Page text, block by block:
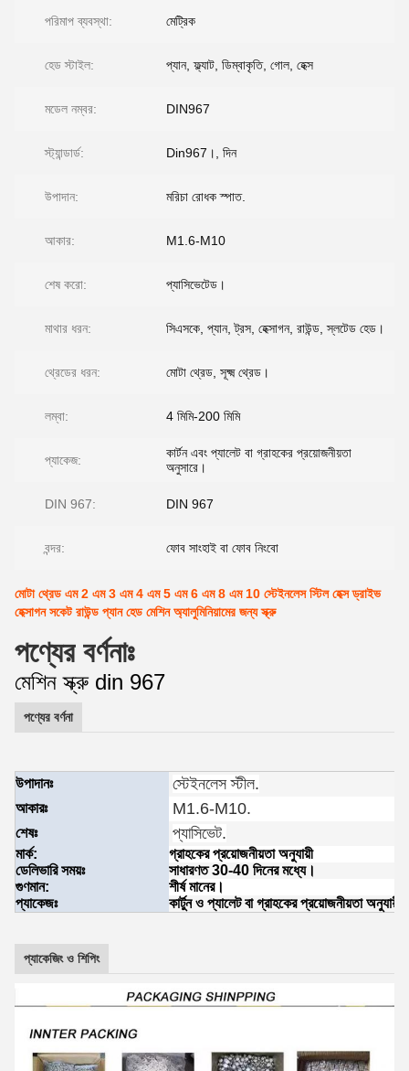
পরিমাপ ব্যবস্থা: মেট্রিক
হেড স্টাইল: প্যান, ফ্ল্যাট, ডিম্বাকৃতি, গোল, হেক্স
মডেল নম্বর: DIN967
স্ট্যান্ডার্ড: Din967।, দিন
উপাদান: মরিচা রোধক স্পাত.
আকার: M1.6-M10
শেষ করো: প্যাসিভেটেড।
মাথার ধরন: সিএসকে, প্যান, ট্রস, হেক্সাগন, রাউন্ড, স্লটেড হেড।
থ্রেডের ধরন: মোটা থ্রেড, সূক্ষ্ম থ্রেড।
লম্বা: 4 মিমি-200 মিমি
প্যাকেজ:
কার্টন এবং প্যালেট বা গ্রাহকের প্রয়োজনীয়তা
অনুসারে।
DIN 967: DIN 967
বন্দর: ফোব সাংহাই বা ফোব নিংবো
মোটা থ্রেড এম 2 এম 3 এম 4 এম 5 এম 6 এম 8 এম 10 স্টেইনলেস স্টিল হেক্স ড্রাইভ
হেক্সাগন সকেট রাউন্ড প্যান হেড মেশিন অ্যালুমিনিয়ামের জন্য স্ক্রু
পণ্যের বর্ণনাঃ
মেশিন স্ক্রু din 967
পণ্যের বর্ণনা
উপাদানঃ স্টেইনলেস স্টীল.
আকারঃ M1.6-M10.
শেষঃ প্যাসিভেট.
মার্ক:
গ্রাহকের প্রয়োজনীয়তা অনুযায়ী
ডেলিভারি সময়ঃ
সাধারণত 30-40 দিনের মধ্যে।
গুণমান:
শীর্ষ মানের।
প্যাকেজঃ
কার্টুন ও প্যালেট বা গ্রাহকের প্রয়োজনীয়তা
প্যাকেজিং ও শিপিং